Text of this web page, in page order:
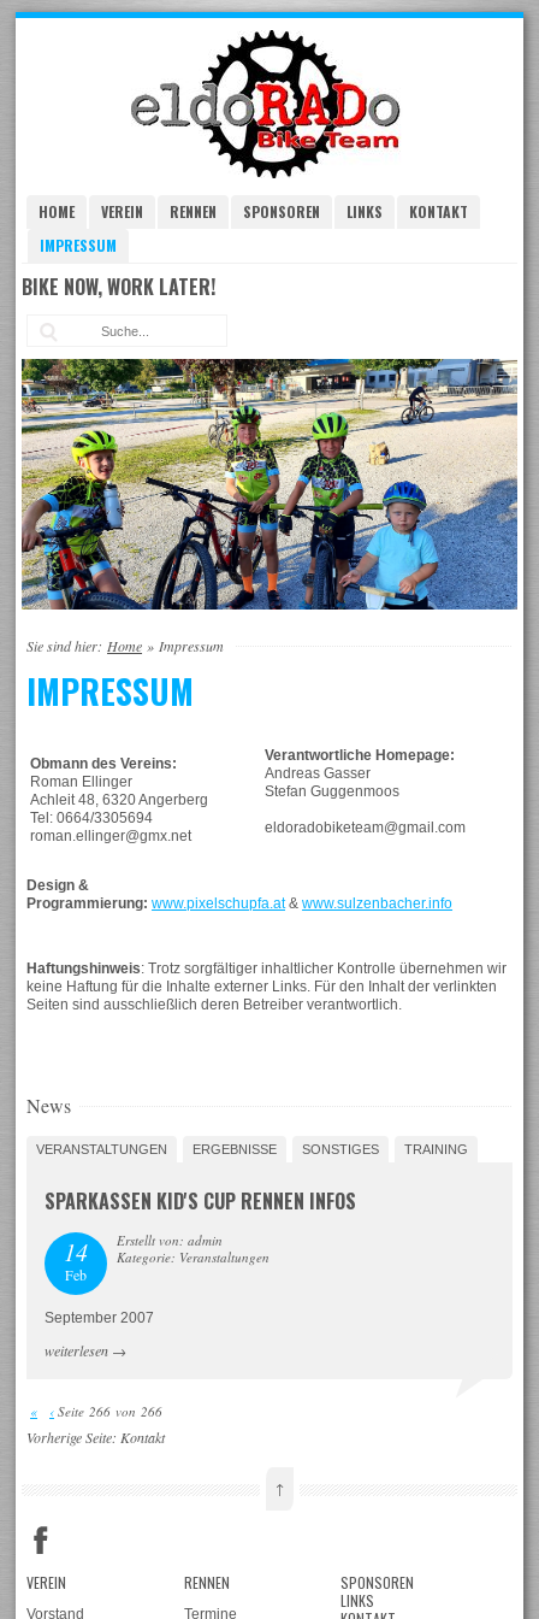
HOME VEREIN RENNEN SPONSOREN LINKS
KONTAKT
IMPRESSUM
BIKE NOW, WORK LATER!
Sie sind hier: Home » Impressum
IMPRESSUM
Obmann des Vereins:
Roman Ellinger
Achleit 48, 6320 Angerberg
Tel: 0664/3305694
roman.ellinger@gmx.net
Verantwortliche Homepage:
Andreas Gasser
Stefan Guggenmoos
eldoradobiketeam@gmail.com
Design &
Programmierung: www.pixelschupfa.at&www.sulzenbacher.info
Haftungshinweis: Trotz sorgfältiger inhaltlicher Kontrolle übernehmen wir
keine Haftung für die Inhalte externer Links. Für den Inhalt der verlinkten
Seiten sind ausschließlich deren Betreiber verantwortlich.
News
VERANSTALTUNGEN ERGEBNISSE SONSTIGES TRAINING
SPARKASSEN KID'S CUP RENNEN INFOS
14
Feb
Erstellt von: admin
Kategorie: Veranstaltungen
September 2007
weiterlesen →
« ‹ Seite 266 von 266
Vorherige Seite: Kontakt
↑
VEREIN
Vorstand
RENNEN
Termine
SPONSOREN
LINKS